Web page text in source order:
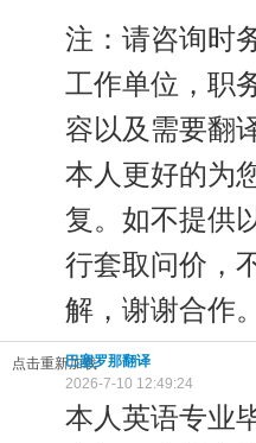
注：请咨询时
工作单位，职
容以及需要翻
本人更好的为
复。如不提供
行套取问价，
解，谢谢合作。
点击重新加载巴塞罗那翻译
2026-7-10 12:49:24
本人英语专业